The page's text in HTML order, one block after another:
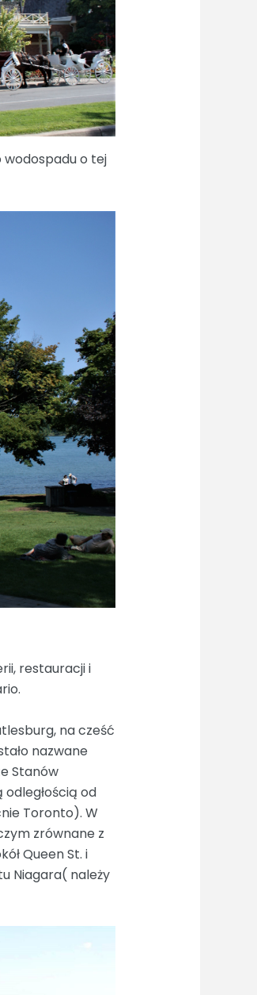
wodospadu o tej
restauracji i
na cześć
nazwane
Stanów
odległością od
Toronto). W
zrównane z
Queen St. i
Niagara( należy